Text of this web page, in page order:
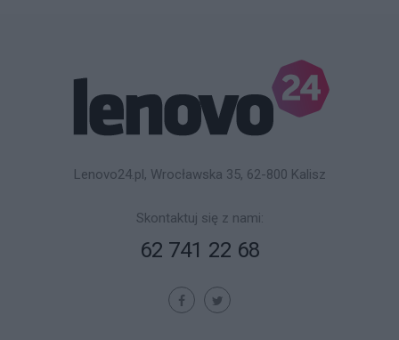
Lenovo24.pl, Wrocławska 35, 62-800 Kalisz
Skontaktuj się z nami:
62 741 22 68